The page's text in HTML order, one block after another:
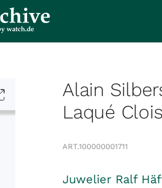
Alain
Laqué
ART.100000001711
Juwelier Ralf